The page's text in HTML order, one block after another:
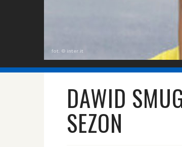
fot. © inter.it
DAWID
SEZON